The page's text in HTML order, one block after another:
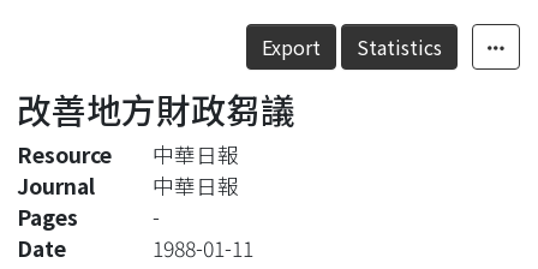
Statistics
Details
Export Statistics
改善地方財政芻議
Resource
中華日報
Journal
中華日報
Pages
-
Date
1988-01-11